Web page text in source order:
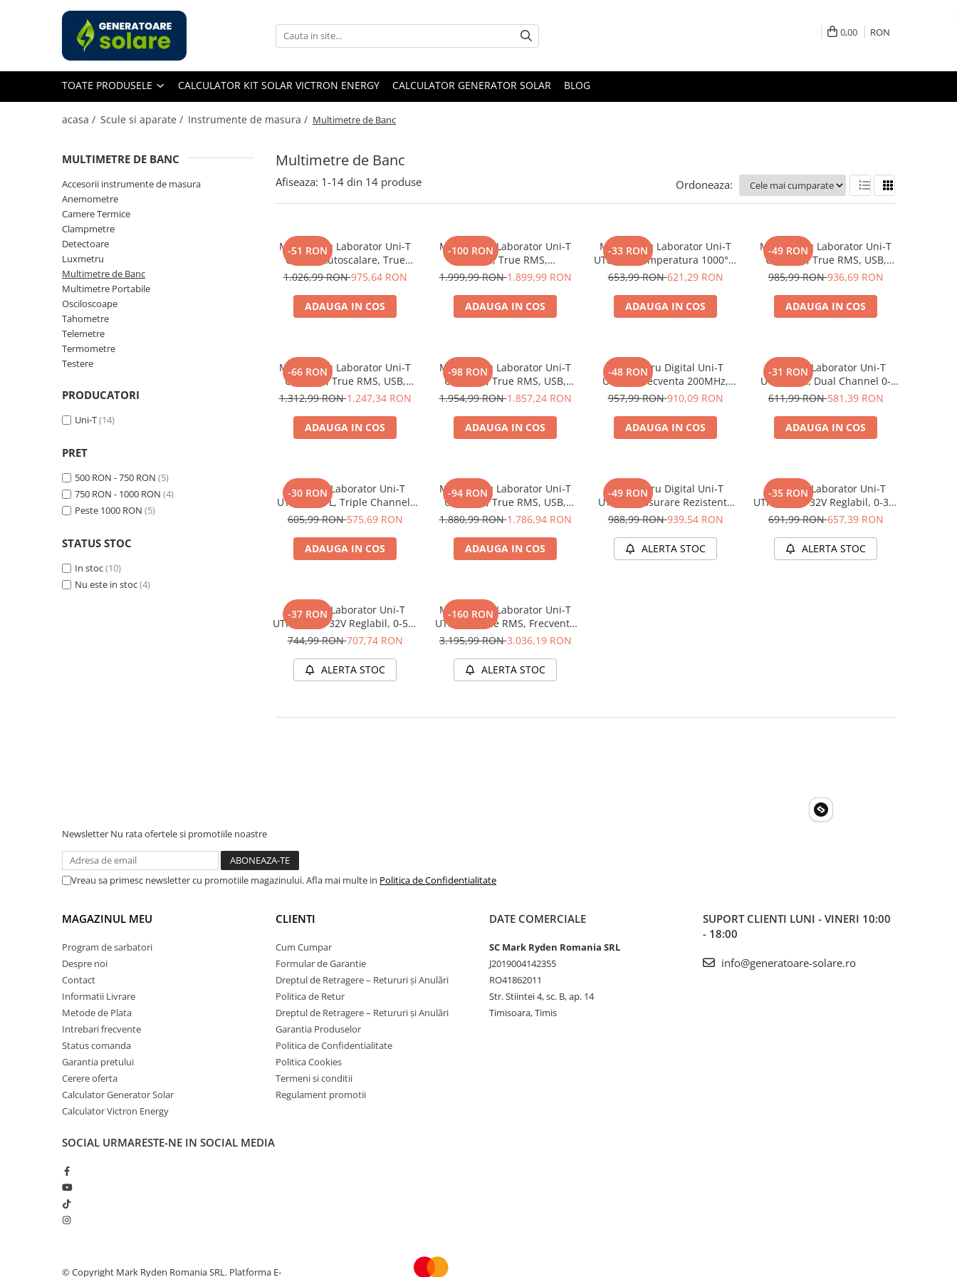
Toate Produsele
Cauta dupa capacitate
Intre 1000-2000W
Peste 3000W
Cauta dupa marca
Vezi toate statiile
Accesorii Statii de Alimentare
Kituri Generatoare Solare
Intre 1000-2000W
Peste 3000W
Cauta dupa marca
Incarcatoare solare
Incarcatoare solare MPPT
Incarcatoare solare PWM
Interfete si cabluri
Cabluri pentru echipamente
fotovoltaice
Protectii si izolatoare de baterii
Monitorizare si control
Convertoare DC - DC
Invertoare Off-grid
Incarcatoare de retea
Acumulatori de stocare
Componente sisteme de balcon
Iluminat solar
Acumulatori Standard Plumb
Acumulatori Litiu
Acumulatori Gel
0,00 RON
TOATE PRODUSELE CALCULATOR KIT SOLAR VICTRON ENERGY CALCULATOR GENERATOR SOLAR BLOG
acasa / Scule si aparate / Instrumente de masura / Multimetre de Banc
Multimetre de Banc
MULTIMETRE DE BANC
Accesorii instrumente de masura
Anemometre
Camere Termice
Clampmetre
Detectoare
Luxmetru
Multimetre de Banc
Multimetre Portabile
Osciloscoape
Tahometre
Telemetre
Termometre
Testere
PRODUCATORI
Uni-T(14)
PRET
500 RON - 750 RON (5)
750 RON - 1000 RON (4)
Peste 1000 RON (5)
STATUS STOC
In stoc(10)
Nu este in stoc(4)
Afiseaza: 1-14 din 14 produse Ordoneaza:
-51 RON
Multimetru Laborator Uni-T
UT803, Autoscalare, True
RMS, Frecventa 100kHz,
Masurare Tranzistori
1.026,99 RON975,64 RON
ADAUGA IN COS
-100 RON
Multimetru Laborator Uni-T
UT804, True RMS,
Temperatura 1000°C,
Peak Hold, Frecventa 100kHz
1.999,99 RON1.899,99 RON
ADAUGA IN COS
-33 RON
Multimetru Laborator Uni-T
UT801C, Temperatura 1000°C,
Frecventa 200kHz, Capacitate
Fundal
653,99 RON621,29 RON
ADAUGA IN COS
-49 RON
Multimetru Laborator Uni-T
UT8802E, True RMS, USB,
Autoscalare, Frecventa,
Afisaj Mare
985,99 RON936,69 RON
ADAUGA IN COS
-66 RON
Multimetru Laborator Uni-T
UT8803E, True RMS, USB,
Autoscalare, Frecventa,
Afisaj Mare
1.312,99 RON1.247,34 RON
ADAUGA IN COS
-98 RON
Multimetru Laborator Uni-T
UT8805A, True RMS, USB,
Temperatura, Autoscalare,
Mare
1.954,99 RON1.857,24 RON
ADAUGA IN COS
-48 RON
Multimetru Digital Uni-T
UT582, Frecventa 200MHz,
Capacitate, Tensiune DC/AC,
Autoscalare
957,99 RON910,09 RON
ADAUGA IN COS
-31 RON
Sursa de Laborator Uni-T
UTP3305C, Dual Channel 0-
32V, 0-5A, Tensiune si Curent
611,99 RON581,39 RON
ADAUGA IN COS
-30 RON
Sursa de Laborator Uni-T
UTP3315TFL, Triple Channel,
Reglabil, Tensiune si Curent
605,99 RON575,69 RON
ADAUGA IN COS
-94 RON
Multimetru Laborator Uni-T
UT8805A, True RMS, USB,
Temperatura, Autoscalare,
Afisaj Mare
1.880,99 RON1.786,94 RON
ADAUGA IN COS
-49 RON
Multimetru Digital Uni-T
UT522, Masurare Rezistenta
Impamantare, Iluminare
988,99 RON939,54 RON
ALERTA STOC
-35 RON
Sursa de Laborator Uni-T
UTP1303, 0-32V Reglabil, 0-3A,
Tensiune si Curent Constant
691,99 RON657,39 RON
ALERTA STOC
-37 RON
Sursa de Laborator Uni-T
UTP1305, 0-32V Reglabil, 0-5A,
Tensiune si Curent Constant
744,99 RON707,74 RON
ALERTA STOC
-160 RON
Multimetru Laborator Uni-T
UT805A, True RMS, Frecventa
20MHz, USB, Autoscalare,
3.195,99 RON3.036,19 RON
ALERTA STOC
Newsletter Nu rata ofertele si promotiile noastre
Vreau sa primesc newsletter cu promotiile magazinului. Afla mai multe in Politica de Confidentialitate
MAGAZINUL MEU
Program de sarbatori
Despre noi
Contact
Informatii Livrare
Metode de Plata
Intrebari frecvente
Status comanda
Garantia pretului
Cerere oferta
Calculator Generator Solar
Calculator Victron Energy
CLIENTI
Cum Cumpar
Formular de Garantie
Dreptul de Retragere – Retururi și Anulări
Politica de Retur
Dreptul de Retragere – Retururi și Anulări
Garantia Produselor
Politica de Confidentialitate
Politica Cookies
Termeni si conditii
Regulament promotii
DATE COMERCIALE
SC Mark Ryden Romania SRL
J2019004142355
RO41862011
Str. Stiintei 4, sc. B, ap. 14
Timisoara, Timis
SUPORT CLIENTI LUNI - VINERI 10:00
- 18:00
info@generatoare-solare.ro
SOCIAL URMARESTE-NE IN SOCIAL MEDIA
©️ Copyright Mark Ryden Romania SRL. Platforma E-